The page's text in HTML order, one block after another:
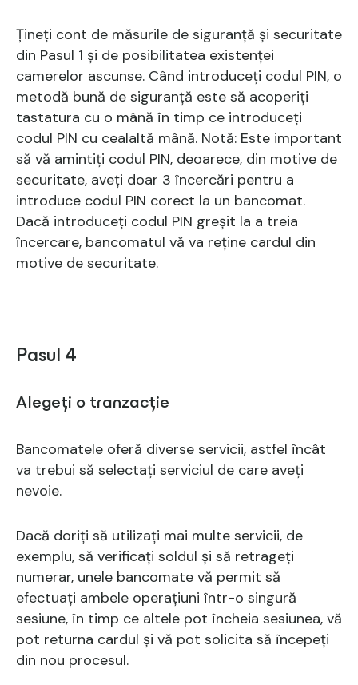
Țineți cont de măsurile de siguranță și securitate
din Pasul 1 și de posibilitatea existenței
camerelor ascunse. Când introduceți codul PIN, o
metodă bună de siguranță este să acoperiți
tastatura cu o mână în timp ce introduceți
codul PIN cu cealaltă mână. Notă: Este important
să vă amintiți codul PIN, deoarece, din motive de
securitate, aveți doar 3 încercări pentru a
introduce codul PIN corect la un bancomat.
Dacă introduceți codul PIN greșit la a treia
încercare, bancomatul vă va reține cardul din
motive de securitate.
Pasul 4
Alegeți o tranzacție
Bancomatele oferă diverse servicii, astfel încât
va trebui să selectați serviciul de care aveți
nevoie.
Dacă doriți să utilizați mai multe servicii, de
exemplu, să verificați soldul și să retrageți
numerar, unele bancomate vă permit să
efectuați ambele operațiuni într-o singură
sesiune, în timp ce altele pot încheia sesiunea, vă
pot returna cardul și vă pot solicita să începeți
din nou procesul.